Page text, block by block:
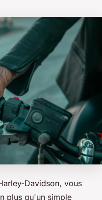
Davidson, vous
plus qu'un simple